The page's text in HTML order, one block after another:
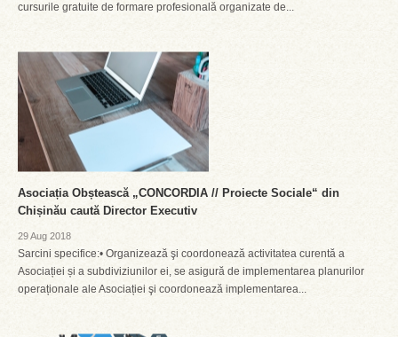
cursurile gratuite de formare profesională organizate de...
Asociația Obștească „CONCORDIA // Proiecte Sociale“ din
Chișinău caută Director Executiv
29 Aug 2018
Sarcini specifice:• Organizează şi coordonează activitatea curentă a
Asociației și a subdiviziunilor ei, se asigură de implementarea planurilor
operaționale ale Asociației şi coordonează implementarea...